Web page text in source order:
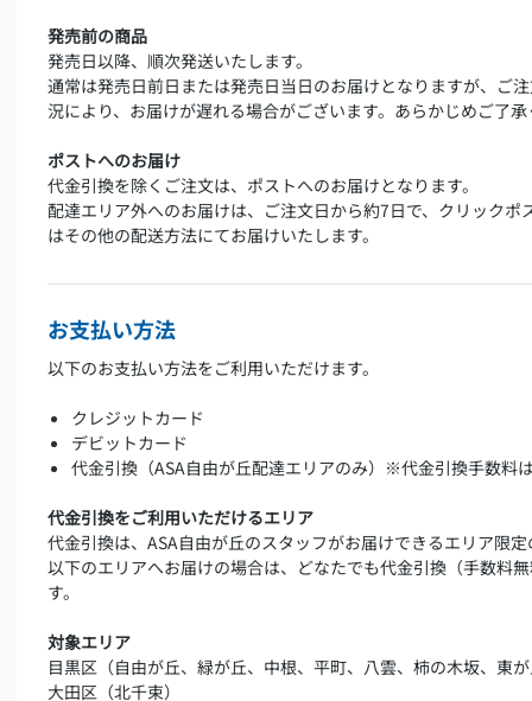
発売前の商品
発売日以降、順次発送いたします。
通常は発売日前日または発売日当日のお届けとなりますが、ご
況により、お届けが遅れる場合がございます。あらかじめご了
ポストへのお届け
代金引換を除くご注文は、ポストへのお届けとなります。
配達エリア外へのお届けは、ご注文日から約7日で、クリックポ
はその他の配送方法にてお届けいたします。
お支払い方法
以下のお支払い方法をご利用いただけます。
クレジットカード
デビットカード
代金引換（ASA自由が丘配達エリアのみ）※代金引換手数料
代金引換をご利用いただけるエリア
代金引換は、ASA自由が丘のスタッフがお届けできるエリア限
以下のエリアへお届けの場合は、どなたでも代金引換（手数料
す。
対象エリア
目黒区（自由が丘、緑が丘、中根、平町、八雲、柿の木坂、東
大田区（北千束）